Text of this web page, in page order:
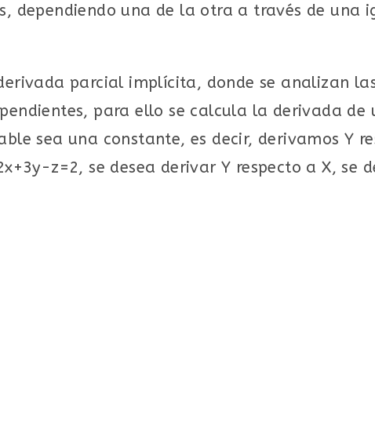
dependiendo una de la otra a través de una
parcial implícita, donde se analizan
para ello se calcula la derivada de
sea una constante, es decir, derivamos Y
z=2, se desea derivar Y respecto a X, se